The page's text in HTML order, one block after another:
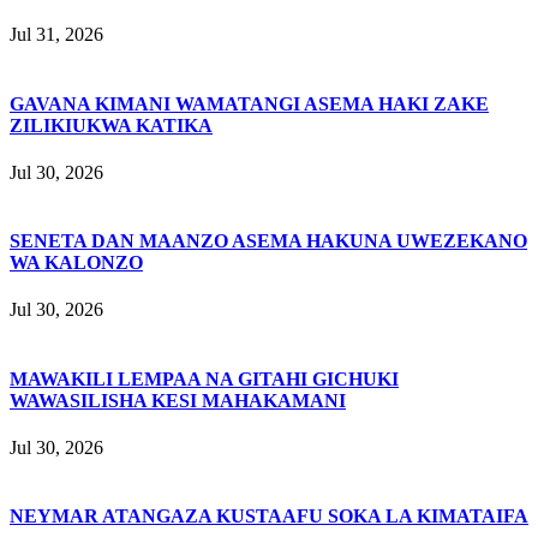
Jul 31, 2026
GAVANA KIMANI WAMATANGI ASEMA HAKI ZAKE
ZILIKIUKWA KATIKA
Jul 30, 2026
SENETA DAN MAANZO ASEMA HAKUNA UWEZEKANO
WA KALONZO
Jul 30, 2026
MAWAKILI LEMPAA NA GITAHI GICHUKI
WAWASILISHA KESI MAHAKAMANI
Jul 30, 2026
NEYMAR ATANGAZA KUSTAAFU SOKA LA KIMATAIFA